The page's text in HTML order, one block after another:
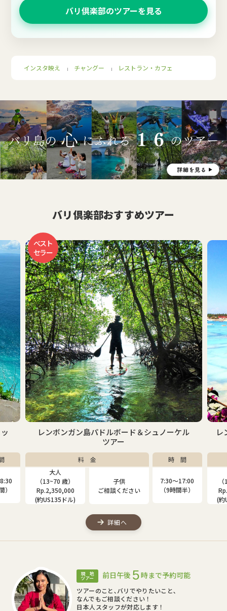
バリ倶楽部のツアーを見る
インスタ映え ｜ チャングー ｜ レストラン・カフェ
バリ倶楽部おすすめツアー
）
レンボンガン島マングローブ＆シュノーケルツ
アー
料 金
大人
（13~80 歳）
Rp.2,000,000
(約US115ドル)
（4~12 歳）
Rp.1,310,000
時 間
7:30〜17:00
（9時間半）
詳細へ
(約
現 地
ツアー 前日午後 5時まで予約可能
ツアーのこと､バリでやりたいこと､
なんでもご相談ください！
日本人スタッフが対応します！